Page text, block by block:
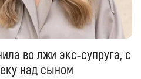
во лжи экс‑супруга, с
над сыном